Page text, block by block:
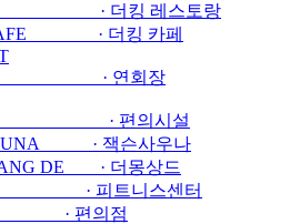
· 더킹 레스토랑
· 더킹 카페
· 연회장
· 편의시설
· 잭슨사우나
DE · 더몽상드
· 피트니스센터
· 편의점